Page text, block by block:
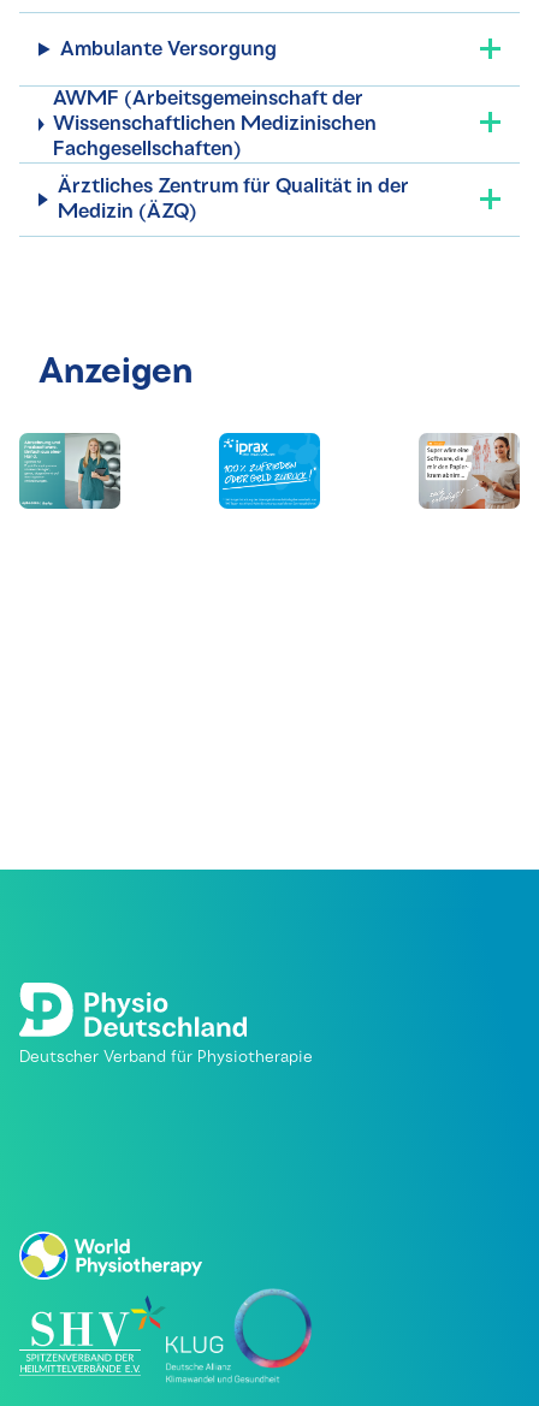
Ambulante Versorgung
AWMF (Arbeitsgemeinschaft der
Wissenschaftlichen Medizinischen
Fachgesellschaften)
Ärztliches Zentrum für Qualität in der
Medizin (ÄZQ)
Anzeigen
Deutscher Verband für Physiotherapie